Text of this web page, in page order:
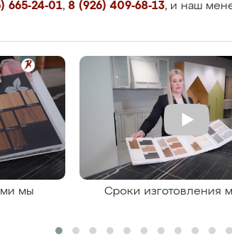
665-24-01, 8 (926) 409-68-13, и наш
мы
Сроки изготовления